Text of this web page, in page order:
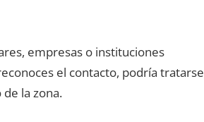
empresas ο instituciones
el contacto, podría tratarse
la zona.